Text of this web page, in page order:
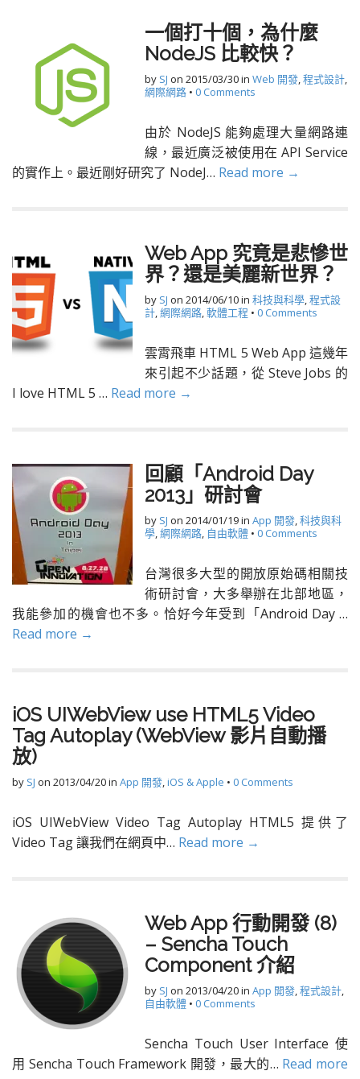
一個打十個，為什麼
NodeJS 比較快？
by SJ on 2015/03/30in Web 開發,程式設計,
網際網路 • 0 Comments
由於 NodeJS 能夠處理大量網路連
線，最近廣泛被使用在 API Service
的實作上。最近剛好研究了 NodeJ… Read more →
Web App 究竟是悲慘世
界？還是美麗新世界？
by SJ on 2014/06/10in 科技與科學,程式設
計,網際網路,軟體工程 • 0 Comments
雲霄飛車 HTML 5 Web App 這幾年
來引起不少話題，從 Steve Jobs 的
I love HTML 5 … Read more →
回顧「Android Day
2013」研討會
by SJ on 2014/01/19in App 開發,科技與科
學,網際網路, 自由軟體 • 0 Comments
台灣很多大型的開放原始碼相關技
術研討會，大多舉辦在北部地區，
我能參加的機會也不多。恰好今年受到「Android Day …
Read more →
iOS UIWebView use HTML5 Video
Tag Autoplay (WebView 影片自動播
放)
by SJ on 2013/04/20in App 開發,iOS & Apple • 0 Comments
iOS UIWebView Video Tag Autoplay HTML5 提供了
Video Tag 讓我們在網頁中… Read more →
Web App 行動開發 (8)
– Sencha Touch
Component 介紹
by SJ on 2013/04/20in App 開發,程式設計,
自由軟體 • 0 Comments
Sencha Touch User Interface 使
用 Sencha Touch Framework 開發，最大的… Read more